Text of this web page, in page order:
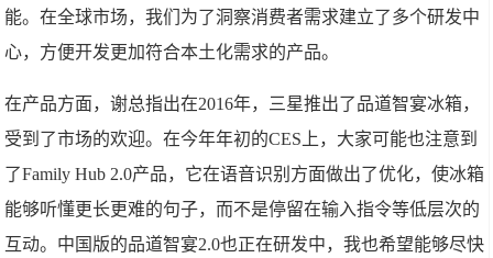
能。在全球市场，我们为了洞察消费者需求建立了多个研发中
心，方便开发更加符合本土化需求的产品。
在产品方面，谢总指出在2016年，三星推出了品道智宴冰箱，
受到了市场的欢迎。在今年年初的CES上，大家可能也注意到
了Family Hub 2.0产品，它在语音识别方面做出了优化，使冰箱
能够听懂更长更难的句子，而不是停留在输入指令等低层次的
互动。中国版的品道智宴2.0也正在研发中，我也希望能够尽快